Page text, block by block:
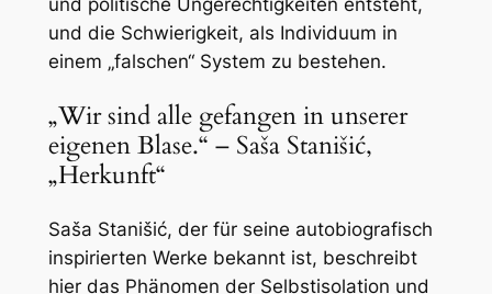
und die Schwierigkeit, als Individuum in
einem „falschen“ System zu bestehen.
„Wir sind alle gefangen in unserer
eigenen Blase.“ – Saša Stanišić,
„Herkunft“
Saša Stanišić, der für seine autobiografisch
inspirierten Werke bekannt ist, beschreibt
hier das Phänomen der Selbstisolation und